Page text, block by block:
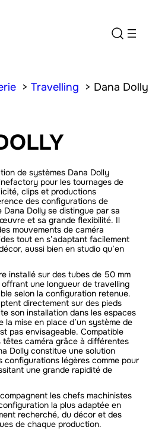
Travelling Dana Dolly
de systèmes Dana Dolly
pour les tournages de
clips et productions
des configurations de
Dana Dolly se distingue par sa
et sa grande flexibilité. Il
mouvements de caméra
tout en s’adaptant facilement
aussi bien en studio qu’en
installé sur des tubes de 50 mm
offrant une longueur de travelling
selon la configuration retenue.
directement sur des pieds
son installation dans les espaces
la mise en place d’un système de
pas envisageable. Compatible
têtes caméra grâce à différentes
Dolly constitue une solution
configurations légères comme pour
une grande rapidité de
les chefs machinistes
la plus adaptée en
recherché, du décor et des
de chaque production.